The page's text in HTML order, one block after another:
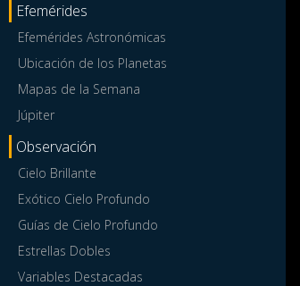
Efemérides
Efemérides Astronómicas
Ubicación de los Planetas
Mapas de la Semana
Júpiter
Observación
Cielo Brillante
Exótico Cielo Profundo
Guías de Cielo Profundo
Estrellas Dobles
Variables Destacadas